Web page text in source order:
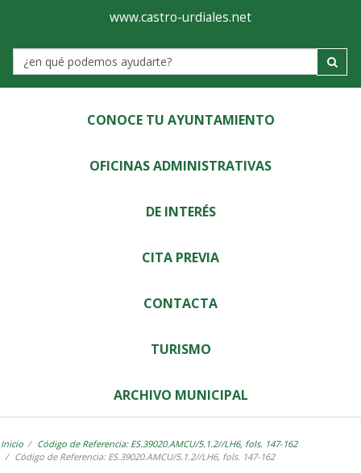
Ayuntamiento
de
Castro-
Urdiales
www.castro-urdiales.net
Label
CONOCE TU AYUNTAMIENTO
OFICINAS ADMINISTRATIVAS
DE INTERÉS
CITA PREVIA
CONTACTA
TURISMO
ARCHIVO MUNICIPAL
Inicio
Código de Referencia: ES.39020.AMCU/5.1.2//LH6, fols. 147-162
Código de Referencia: ES.39020.AMCU/5.1.2//LH6, fols. 147-162